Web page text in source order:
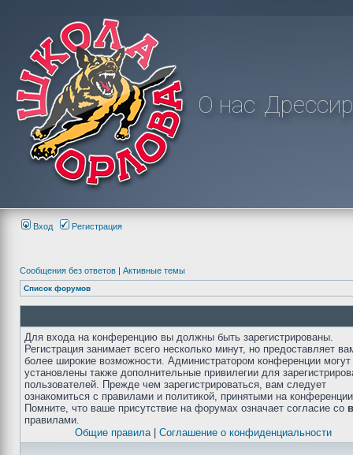
О нас
Вход Регистрация
Сообщения без ответов | Активные темы
Список форумов
Для входа на конференцию вы должны быть зарегистрированы.
Регистрация занимает всего несколько минут, но предоставляет
более широкие возможности. Администратором конференции
установлены также дополнительные привилегии для
пользователей. Прежде чем зарегистрироваться, вам следует
ознакомиться с правилами и политикой, принятыми на
Помните, что ваше присутствие на форумах означает согласие со
правилами.
Общие правила| Соглашение о конфиденциальности